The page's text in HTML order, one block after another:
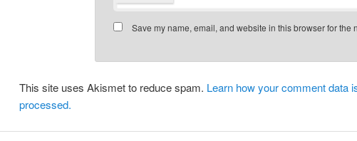
Save my name, email, and website in this browser for the
This site uses Akismet to reduce spam. Learn how your comment data
processed.